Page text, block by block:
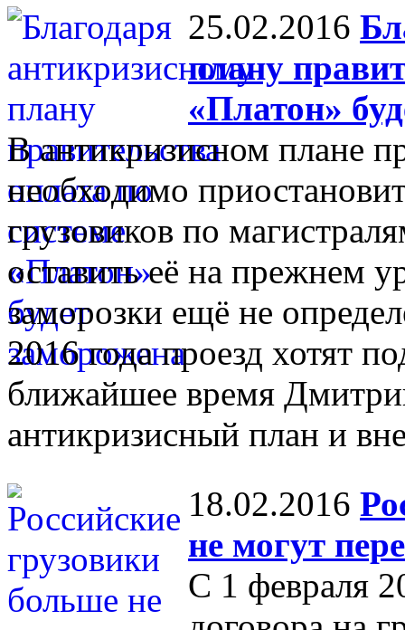
25.02.2016
плану
«Платон»
В антикризисном плане
необходимо
грузовиков по
оставить её на прежнем
заморозки ещё не
2016 года проезд хотят
ближайшее время
антикризисный план и
18.02.2016
не могут
С 1 февраля